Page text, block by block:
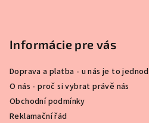
Informácie pre vás
Doprava a platba - u nás je to
O nás - proč si vybrat právě nás
Obchodní podmínky
Reklamační řád